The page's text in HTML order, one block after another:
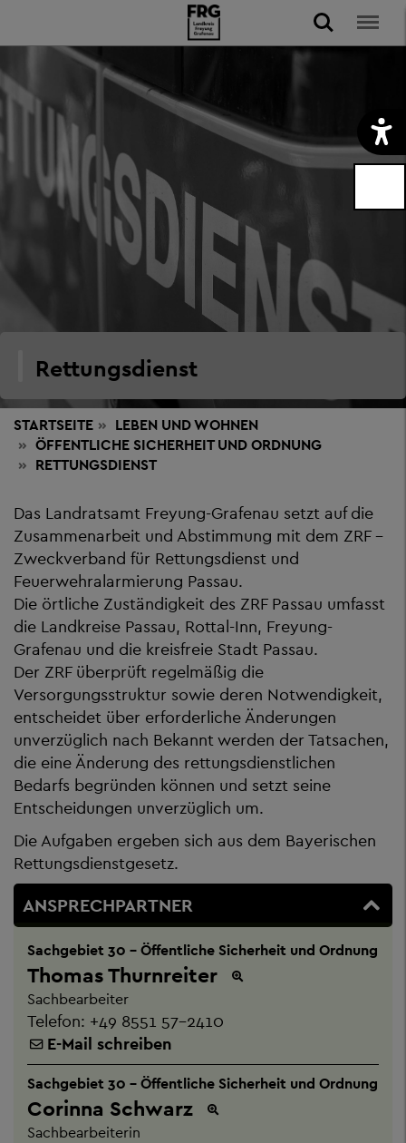
Rettungsdienst
STARTSEITE LEBEN UND WOHNEN
ÖFFENTLICHE SICHERHEIT UND ORDNUNG
RETTUNGSDIENST
Das Landratsamt Freyung-Grafenau setzt auf die
Zusammenarbeit und Abstimmung mit dem ZRF -
Zweckverband für Rettungsdienst und
Feuerwehralarmierung Passau.
Die örtliche Zuständigkeit des ZRF Passau umfasst
die Landkreise Passau, Rottal-Inn, Freyung-
Grafenau und die kreisfreie Stadt Passau.
Der ZRF überprüft regelmäßig die
Versorgungsstruktur sowie deren Notwendigkeit,
entscheidet über erforderliche Änderungen
unverzüglich nach Bekannt werden der Tatsachen,
die eine Änderung des rettungsdienstlichen
Bedarfs begründen können und setzt seine
Entscheidungen unverzüglich um.
Die Aufgaben ergeben sich aus dem Bayerischen
Rettungsdienstgesetz.
ANSPRECHPARTNER
Sachgebiet 30 - Öffentliche Sicherheit und Ordnung
Thomas Thurnreiter
Sachbearbeiter
Telefon: +49 8551 57-2410
E-Mail schreiben
Sachgebiet 30 - Öffentliche Sicherheit und Ordnung
Corinna Schwarz
Sachbearbeiterin